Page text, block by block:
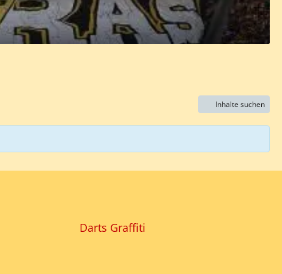
Inhalte suchen
Darts Graffiti